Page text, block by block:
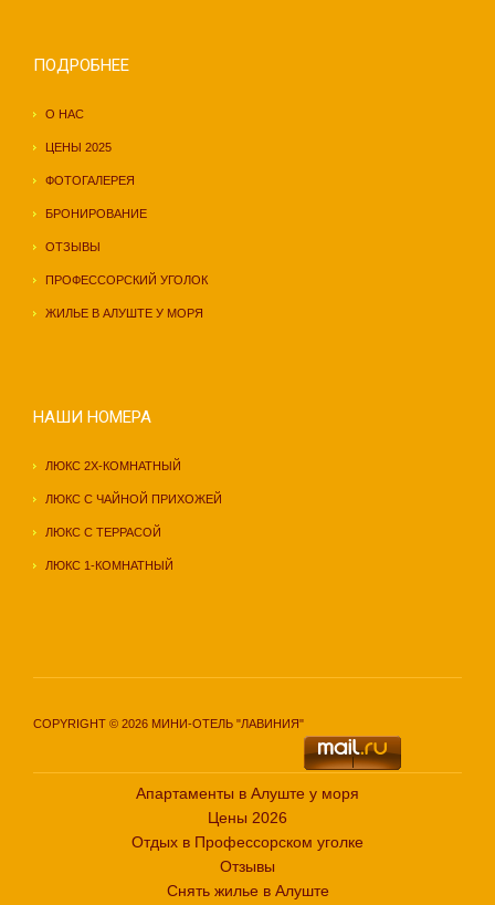
ПОДРОБНЕЕ
О НАС
ЦЕНЫ 2025
ФОТОГАЛЕРЕЯ
БРОНИРОВАНИЕ
ОТЗЫВЫ
ПРОФЕССОРСКИЙ УГОЛОК
ЖИЛЬЕ В АЛУШТЕ У МОРЯ
НАШИ НОМЕРА
ЛЮКС 2Х-КОМНАТНЫЙ
ЛЮКС С ЧАЙНОЙ ПРИХОЖЕЙ
ЛЮКС С ТЕРРАСОЙ
ЛЮКС 1-КОМНАТНЫЙ
COPYRIGHT © 2026 МИНИ-ОТЕЛЬ "ЛАВИНИЯ"
Апартаменты в Алуште у моря
Цены 2026
Отдых в Профессорском уголке
Отзывы
Снять жилье в Алуште